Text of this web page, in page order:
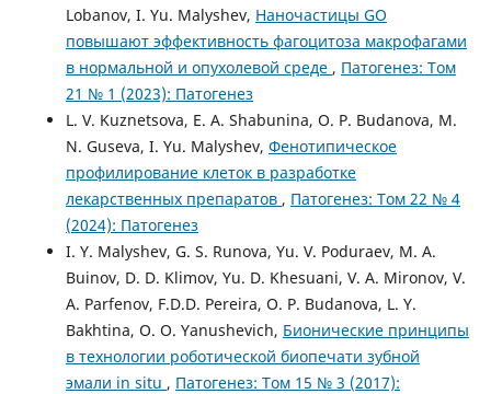
Lobanov, I. Yu. Malyshev, Наночастицы GO
повышают эффективность фагоцитоза макрофагами
в нормальной и опухолевой среде , Патогенез: Том
21 № 1 (2023): Патогенез
L. V. Kuznetsova, E. A. Shabunina, O. P. Budanova, M.
N. Guseva, I. Yu. Malyshev, Фенотипическое
профилирование клеток в разработке
лекарственных препаратов , Патогенез: Том 22 № 4
(2024): Патогенез
I. Y. Malyshev, G. S. Runova, Yu. V. Poduraev, M. A.
Buinov, D. D. Klimov, Yu. D. Khesuani, V. A. Mironov, V.
A. Parfenov, F.D.D. Pereira, O. P. Budanova, L. Y.
Bakhtina, O. O. Yanushevich, Бионические принципы
в технологии роботической биопечати зубной
эмали in situ , Патогенез: Том 15 № 3 (2017):